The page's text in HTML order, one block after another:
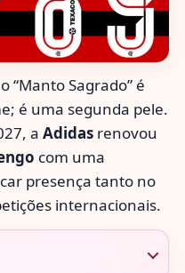
“Manto Sagrado” é
é uma segunda pele.
a Adidas renovou
com uma
presença tanto no
internacionais.